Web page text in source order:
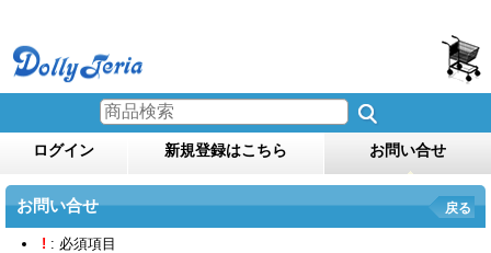
ログイン 新規登録はこちら お問い合せ
お問い合せ 戻る
! : 必須項目